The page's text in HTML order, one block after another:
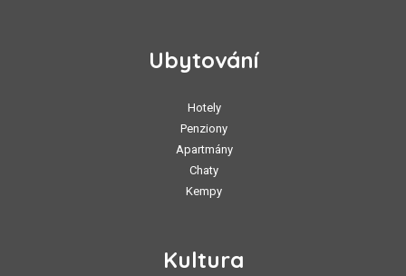
Ubytování
Hotely
Penziony
Apartmány
Chaty
Kempy
Kultura